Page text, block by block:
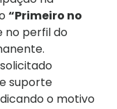
“Primeiro no
no perfil do
suporte
o motivo